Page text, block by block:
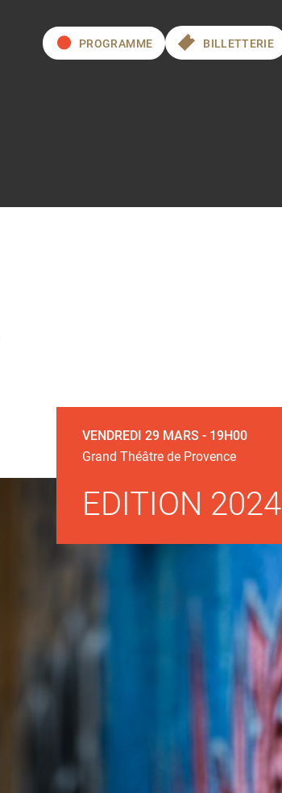
PROGRAMME BILLETTERIE
VENDREDI 29 MARS - 19H00
Grand Théâtre de Provence
EDITION 2024